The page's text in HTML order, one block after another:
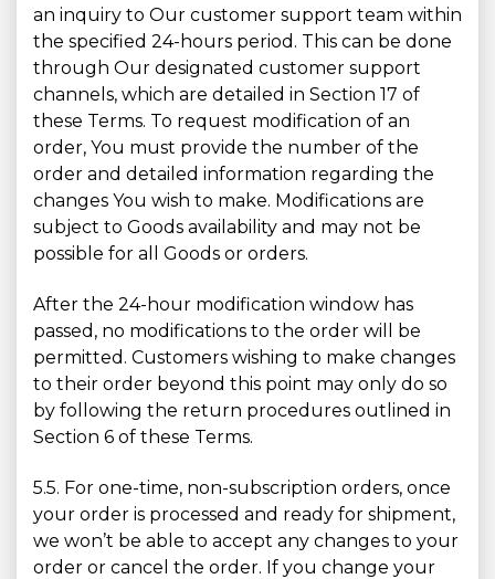
an inquiry to Our customer support team within
the specified 24-hours period. This can be done
through Our designated customer support
channels, which are detailed in Section 17 of
these Terms. To request modification of an
order, You must provide the number of the
order and detailed information regarding the
changes You wish to make. Modifications are
subject to Goods availability and may not be
possible for all Goods or orders.
After the 24-hour modification window has
passed, no modifications to the order will be
permitted. Customers wishing to make changes
to their order beyond this point may only do so
by following the return procedures outlined in
Section 6 of these Terms.
5.5. For one-time, non-subscription orders, once
your order is processed and ready for shipment,
we won’t be able to accept any changes to your
order or cancel the order. If you change your